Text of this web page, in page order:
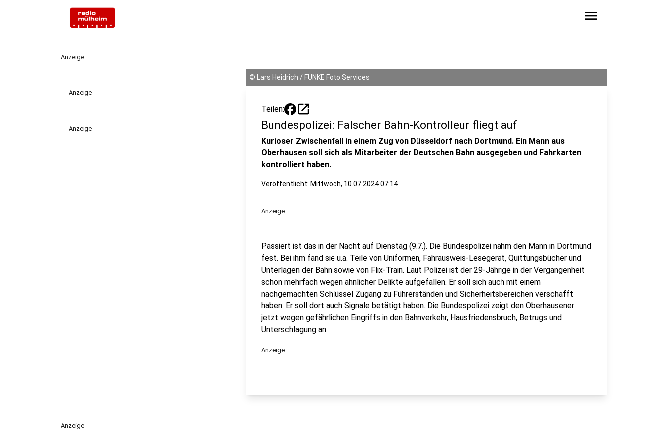
menu
Anzeige
Anzeige
Anzeige
© Lars Heidrich / FUNKE Foto Services
Teilen: open_in_new
Bundespolizei: Falscher Bahn-Kontrolleur fliegt auf
Kurioser Zwischenfall in einem Zug von Düsseldorf nach Dortmund. Ein Mann aus
Oberhausen soll sich als Mitarbeiter der Deutschen Bahn ausgegeben und Fahrkarten
kontrolliert haben.
Veröffentlicht: Mittwoch, 10.07.2024 07:14
Anzeige
Passiert ist das in der Nacht auf Dienstag (9.7.). Die Bundespolizei nahm den Mann in Dortmund
fest. Bei ihm fand sie u.a. Teile von Uniformen, Fahrausweis-Lesegerät, Quittungsbücher und
Unterlagen der Bahn sowie von Flix-Train. Laut Polizei ist der 29-Jährige in der Vergangenheit
schon mehrfach wegen ähnlicher Delikte aufgefallen. Er soll sich auch mit einem
nachgemachten Schlüssel Zugang zu Führerständen und Sicherheitsbereichen verschafft
haben. Er soll dort auch Signale betätigt haben. Die Bundespolizei zeigt den Oberhausener
jetzt wegen gefährlichen Eingriffs in den Bahnverkehr, Hausfriedensbruch, Betrugs und
Unterschlagung an.
Anzeige
Anzeige